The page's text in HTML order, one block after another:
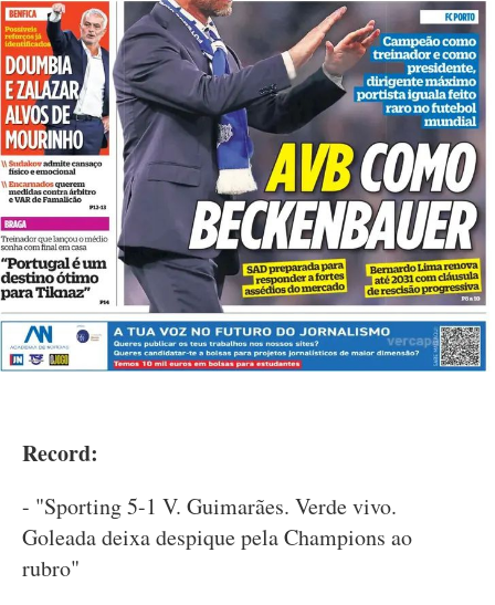
Record:
- "Sporting 5-1 V. Guimarães. Verde vivo.
Goleada deixa despique pela Champions ao
rubro"